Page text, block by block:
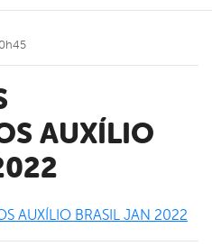
AUXÍLIO
AUXÍLIO BRASIL JAN 2022